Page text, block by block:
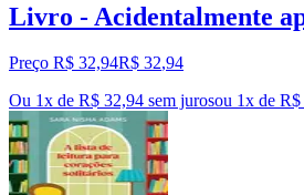
Livro - Acidentalmente
Preço R$ 32,94R$ 32,94
Ou 1x de R$ 32,94 sem jurosou 1x de R$